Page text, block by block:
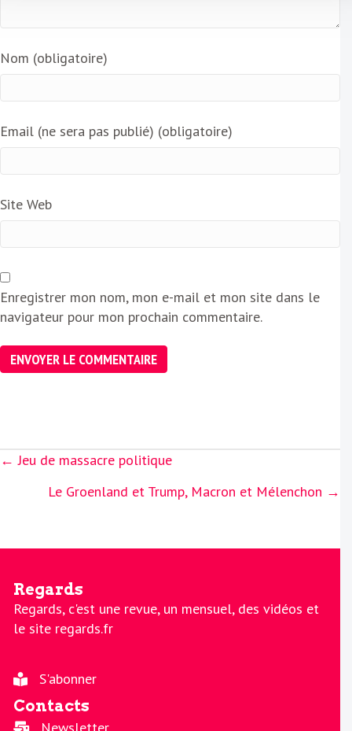
Nom (obligatoire)
Email (ne sera pas publié) (obligatoire)
Site Web
Enregistrer mon nom, mon e-mail et mon site dans le
navigateur pour mon prochain commentaire.
Posts
← Jeu de massacre politique
Le Groenland et Trump, Macron et Mélenchon →
Regards
Regards, c'est une revue, un mensuel, des vidéos et
le site regards.fr
S'abonner
Contacts
Newsletter